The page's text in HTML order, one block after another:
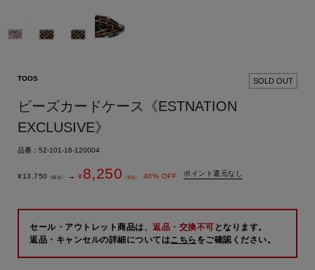
TOOS SOLD OUT
ビーズカードケース《ESTNATION
EXCLUSIVE》
品番：52-101-16-120004
¥13,750 （税込） → ¥8,250 （税込） 40% OFF ポイント還元なし
セール・アウトレット商品は、 返品・交換不可 となります。
返品・キャンセルの詳細についてはこちら をご確認ください。